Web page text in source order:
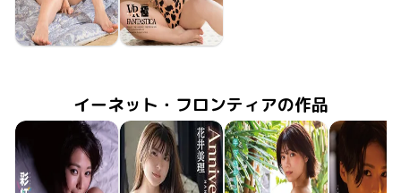
鈴木ふみ奈
鈴木ふみ奈
イーネット・フロンティアの作品